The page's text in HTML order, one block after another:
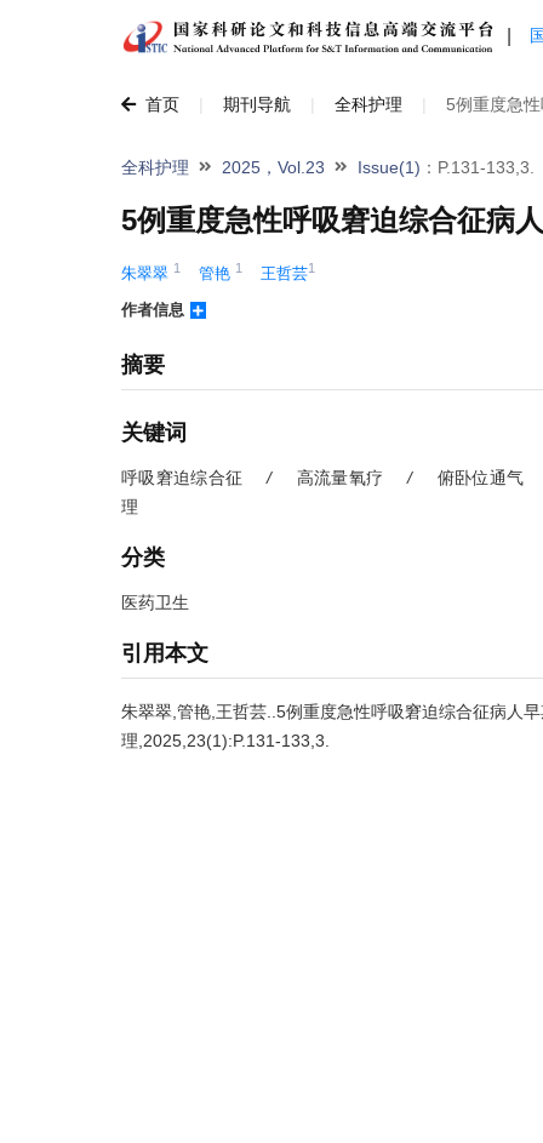
首页 期刊导航 全科护理 5例重度急
全科护理 2025，Vol.23 Issue(1) ：P.131-133,3.
5例重度急性呼吸窘迫综合征病
朱翠翠 1 管艳 1 王哲芸1
作者信息
摘要
关键词
呼吸窘迫综合征 / 高流量氧疗 /
俯卧位通气
理
分类
医药卫生
引用本文
朱翠翠,管艳,王哲芸..5例重度急性呼吸窘迫综合征病人
理,2025,23(1):P.131-133,3.